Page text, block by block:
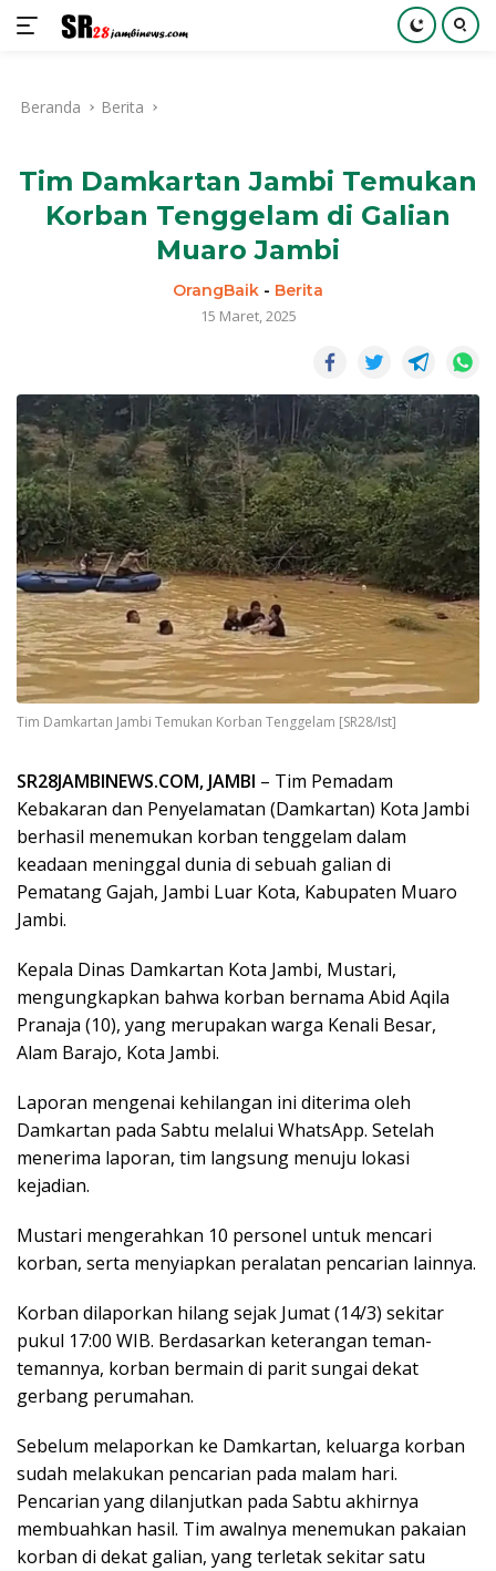
kontenBeranda Berita
Tim Damkartan Jambi Temukan
Korban Tenggelam di Galian
Muaro Jambi
OrangBaik - Berita
15 Maret, 2025
Tim Damkartan Jambi Temukan Korban Tenggelam [SR28/Ist]
SR28JAMBINEWS.COM, JAMBI – Tim Pemadam
Kebakaran dan Penyelamatan (Damkartan) Kota Jambi
berhasil menemukan korban tenggelam dalam
keadaan meninggal dunia di sebuah galian di
Pematang Gajah, Jambi Luar Kota, Kabupaten Muaro
Jambi.
Kepala Dinas Damkartan Kota Jambi, Mustari,
mengungkapkan bahwa korban bernama Abid Aqila
Pranaja (10), yang merupakan warga Kenali Besar,
Alam Barajo, Kota Jambi.
Laporan mengenai kehilangan ini diterima oleh
Damkartan pada Sabtu melalui WhatsApp. Setelah
menerima laporan, tim langsung menuju lokasi
kejadian.
Mustari mengerahkan 10 personel untuk mencari
korban, serta menyiapkan peralatan pencarian lainnya.
Korban dilaporkan hilang sejak Jumat (14/3) sekitar
pukul 17:00 WIB. Berdasarkan keterangan teman-
temannya, korban bermain di parit sungai dekat
gerbang perumahan.
Sebelum melaporkan ke Damkartan, keluarga korban
sudah melakukan pencarian pada malam hari.
Pencarian yang dilanjutkan pada Sabtu akhirnya
membuahkan hasil. Tim awalnya menemukan pakaian
korban di dekat galian, yang terletak sekitar satu